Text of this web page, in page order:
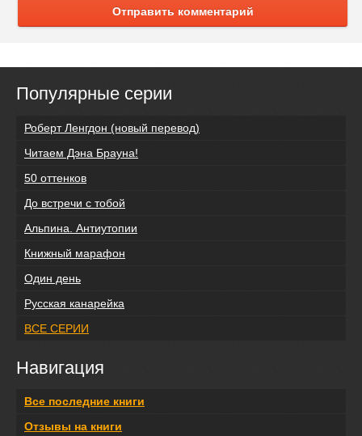
Отправить комментарий
Популярные серии
Роберт Ленгдон (новый перевод)
Читаем Дэна Брауна!
50 оттенков
До встречи с тобой
Альпина. Антиутопии
Книжный марафон
Один день
Русская канарейка
ВСЕ СЕРИИ
Навигация
Все последние книги
Отзывы на книги